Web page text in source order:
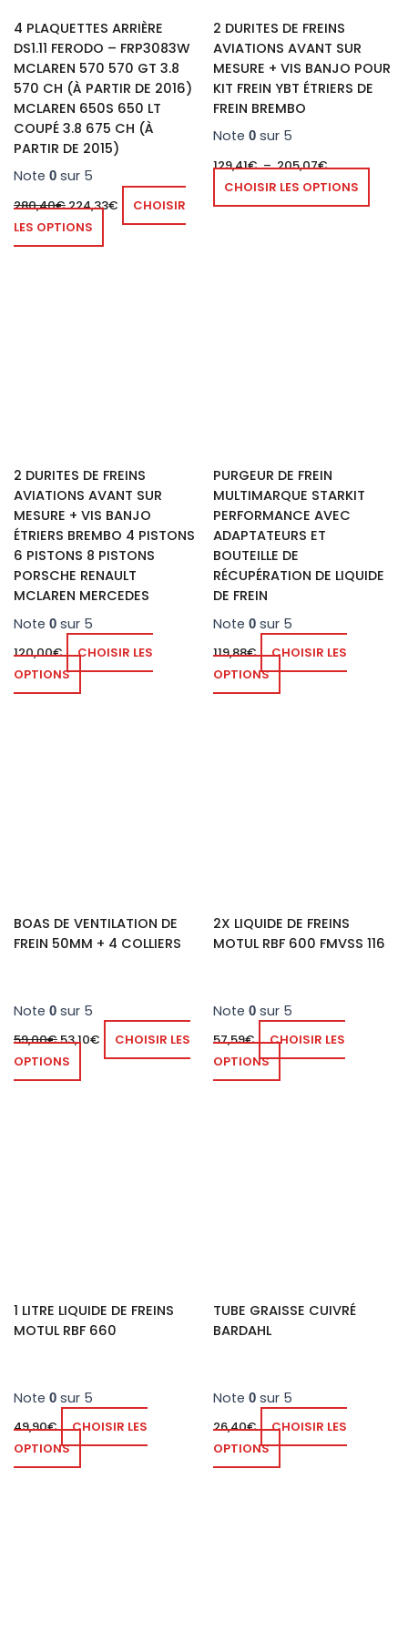
4 PLAQUETTES ARRIÈRE
DS1.11 FERODO – FRP3083W
MCLAREN 570 570 GT 3.8
570 CH (À PARTIR DE 2016)
MCLAREN 650S 650 LT
COUPÉ 3.8 675 CH (À
PARTIR DE 2015)
Note 0 sur 5
280,40€224,33€
CHOISIR
LES OPTIONS
2 DURITES DE FREINS
AVIATIONS AVANT SUR
MESURE + VIS BANJO POUR
KIT FREIN YBT ÉTRIERS DE
FREIN BREMBO
Note 0 sur 5
129,41€–205,07€
CHOISIR LES OPTIONS
la
page
2 DURITES DE FREINS
AVIATIONS AVANT SUR
MESURE + VIS BANJO
ÉTRIERS BREMBO 4 PISTONS
6 PISTONS 8 PISTONS
PORSCHE RENAULT
MCLAREN MERCEDES
Note 0 sur 5
120,00€
CHOISIR LES
OPTIONS
choisies
sur
la
page
du
produit
PURGEUR DE FREIN
MULTIMARQUE STARKIT
PERFORMANCE AVEC
ADAPTATEURS ET
BOUTEILLE DE
RÉCUPÉRATION DE LIQUIDE
DE FREIN
Note 0 sur 5
119,88€
CHOISIR LES
OPTIONS
BOAS DE VENTILATION DE
FREIN 50MM + 4 COLLIERS
Note 0 sur 5
59,00€53,10€
CHOISIR LES
OPTIONS
2X LIQUIDE DE FREINS
MOTUL RBF 600 FMVSS 116
Note 0 sur 5
57,59€
CHOISIR LES
OPTIONS
1 LITRE LIQUIDE DE FREINS
MOTUL RBF 660
Note 0 sur 5
49,90€
CHOISIR LES
OPTIONS
TUBE GRAISSE CUIVRÉ
BARDAHL
Note 0 sur 5
26,40€
CHOISIR LES
OPTIONS